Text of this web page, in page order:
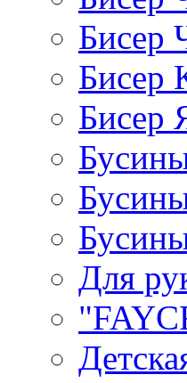
Бисер
Бисер
Бисер
Для